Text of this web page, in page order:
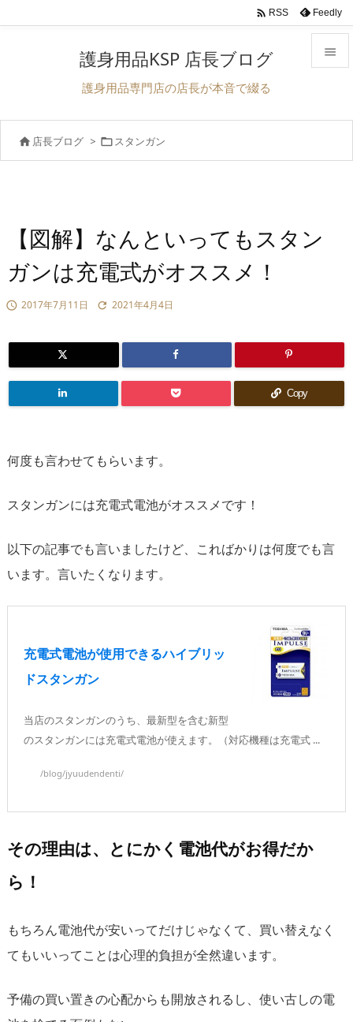


 RSS Feedly
護身用品KSP 店長ブログ
護身用品専門店の店長が本音で綴る
 店長ブログ > スタンガン
【図解】なんといってもスタン
ガンは充電式がオススメ！
 2017年7月11日  2021年4月4日
Copy
何度も言わせてもらいます。
スタンガンには充電式電池がオススメです！
以下の記事でも言いましたけど、こればかりは何度でも言
います。言いたくなります。
充電式電池が使用できるハイブリッ
ドスタンガン
当店のスタンガンのうち、最新型を含む新型
のスタンガンには充電式電池が使えます。（対応機種は充電式 ...
/blog/jyuudendenti/
その理由は、とにかく電池代がお得だか
ら！
もちろん電池代が安いってだけじゃなくて、買い替えなく
てもいいってことは心理的負担が全然違います。
予備の買い置きの心配からも開放されるし、使い古しの電